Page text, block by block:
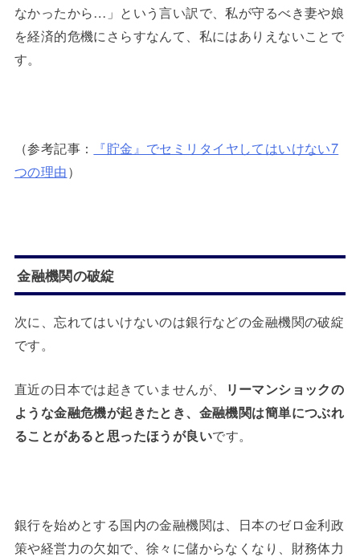
なかったから…」という言い訳で、私が守るべき妻や娘
を経済的危機にさらすなんて、私にはありえないことで
す。
（参考記事：
『貯金』でセミリタイヤしてはいけない7
つの理由）
金融機関の破綻
次に、忘れてはいけないのは銀行などの金融機関の破綻
です。
直近の日本では起きていませんが、
リーマンショックの
ような金融危機が起きたとき、金融機関は簡単につぶれ
ることがあると思ったほうが良いです。
銀行を始めとする国内の金融機関は、日本のゼロ金利政
策や経営力の欠如で、徐々に儲からなくなり、財務体力